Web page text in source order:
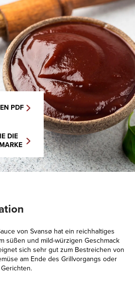
PDF
DIE
von Svansø hat ein reichhaltiges
süßen und mild-würzigen Geschmack
sich sehr gut zum Bestreichen von
am Ende des Grillvorgangs oder